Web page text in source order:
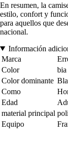
En resumen, la
estilo, confort y
para aquellos que
nacional.
Información
Marca
Color
bia
Color dominante
Como
Edad
material principal
Equipo